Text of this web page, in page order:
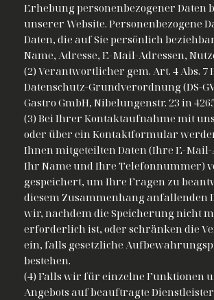
Erhebung personenbezogener Daten
unserer Website. Personenbezogene
Daten, die auf Sie persönlich
Name, Adresse, E-Mail-Adressen,
(2) Verantwortlicher gem. Art. 4 Abs. 7
Datenschutz-Grundverordnung (DS-
Gastro GmbH, Nibelungenstr. 23 in
(3) Bei Ihrer Kontaktaufnahme mit
oder über ein Kontaktformular
Ihnen mitgeteilten Daten (Ihre E-Mail-
Ihr Name und Ihre Telefonnummer)
gespeichert, um Ihre Fragen zu
diesem Zusammenhang anfallenden
wir, nachdem die Speicherung nicht
erforderlich ist, oder schränken die
ein, falls gesetzliche
bestehen.
(4) Falls wir für einzelne Funktionen
Angebots auf beauftragte Dienstleister